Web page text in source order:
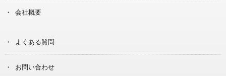
会社概要
よくある質問
お問い合わせ